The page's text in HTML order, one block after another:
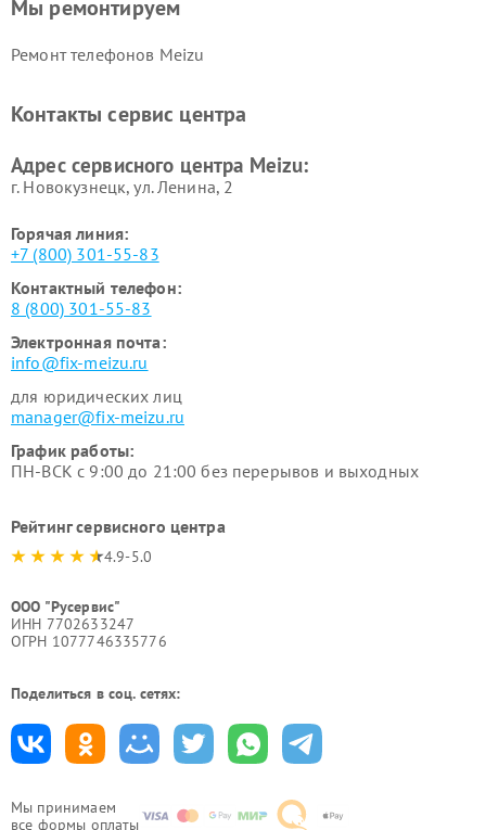
Мы принимаем
все формы оплаты
Мы ремонтируем
Ремонт телефонов Meizu
Контакты сервис центра
Адрес сервисного центра Meizu:
г. Новокузнецк, ул. Ленина, 2
Горячая линия:
+7 (800) 301-55-83
Контактный телефон:
8 (800) 301-55-83
Электронная почта:
info@fix-meizu.ru
для юридических лиц
manager@fix-meizu.ru
График работы:
ПН-ВСК с 9:00 до 21:00 без перерывов и выходных
Рейтинг сервисного центра
4.9-5.0
ООО "Русервис"
ИНН 7702633247
ОГРН 1077746335776
Поделиться в соц. сетях: